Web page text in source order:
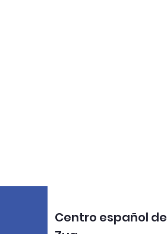
Centro español de